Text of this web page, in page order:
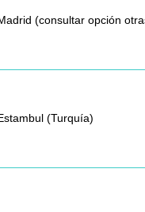
(consultar opción
(Turquía)